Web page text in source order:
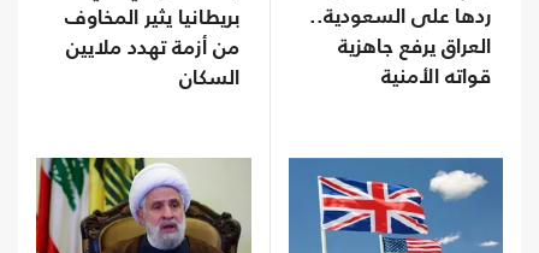
ردها على السعودية..
العراق يرفع جاهزية
قواته الأمنية
بريطانيا يثير المخاوف
من أزمة تهدد ملايين
السكان